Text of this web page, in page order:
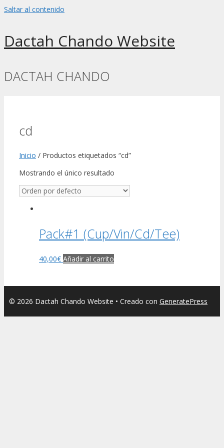
Saltar al contenido
Dactah Chando Website
DACTAH CHANDO
cd
Inicio / Productos etiquetados “cd”
Mostrando el único resultado
Pack#1 (Cup/Vin/Cd/Tee)
40,00€ Añadir al carrito
© 2026 Dactah Chando Website • Creado con GeneratePress